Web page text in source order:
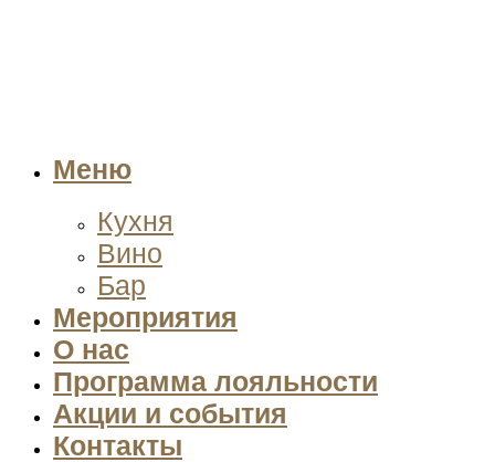
Меню
Кухня
Вино
Бар
Мероприятия
О нас
Программа лояльности
Акции и события
Контакты